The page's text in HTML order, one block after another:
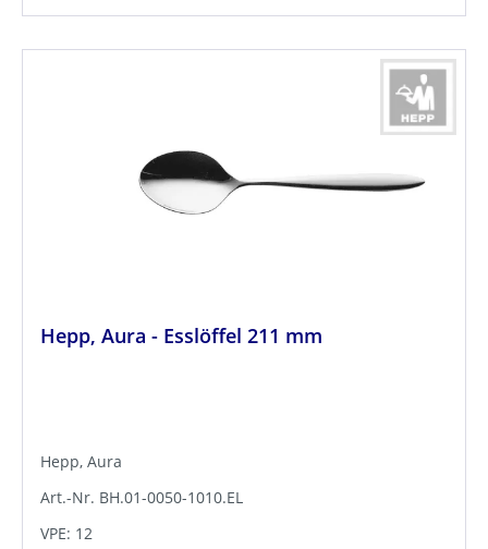
Hepp, Aura - Esslöffel 211 mm
Hepp, Aura
Art.-Nr. BH.01-0050-1010.EL
VPE: 12